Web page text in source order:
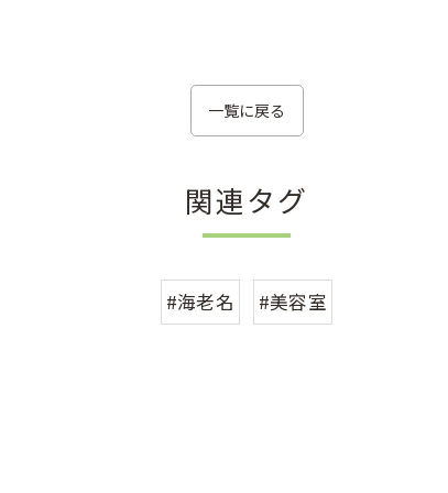
一覧に戻る
関連タグ
#海老名 #美容室